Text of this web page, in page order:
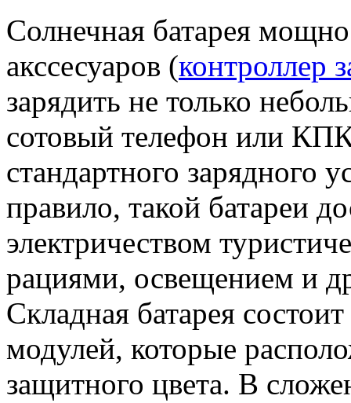
Солнечная батарея
акссесуаров (контроллер
зарядить не только
сотовый телефон или
стандартного зарядного
правило, такой батареи
электричеством
рациями, освещением и
Складная батарея
модулей, которые
защитного цвета. В